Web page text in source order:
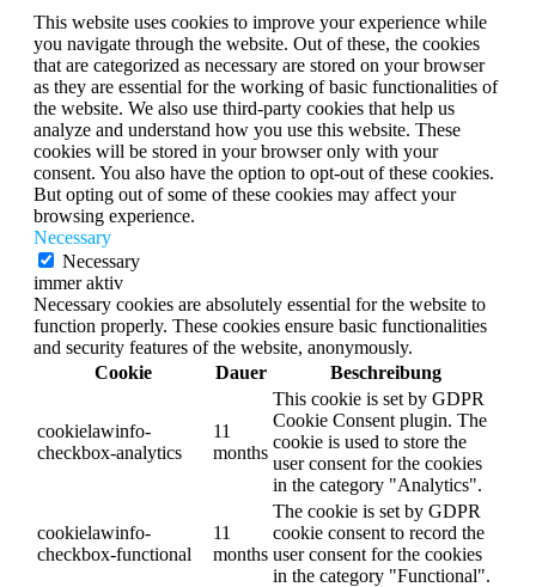
This website uses cookies to improve your experience while
you navigate through the website. Out of these, the cookies
that are categorized as necessary are stored on your browser
as they are essential for the working of basic functionalities of
the website. We also use third-party cookies that help us
analyze and understand how you use this website. These
cookies will be stored in your browser only with your
consent. You also have the option to opt-out of these cookies.
But opting out of some of these cookies may affect your
browsing experience.
Necessary
Necessary
immer aktiv
Necessary cookies are absolutely essential for the website to
function properly. These cookies ensure basic functionalities
and security features of the website, anonymously.
Cookie
Dauer Beschreibung
cookielawinfo-
checkbox-analytics
11
months
This cookie is set by GDPR
Cookie Consent plugin. The
cookie is used to store the
user consent for the cookies
in the category "Analytics".
cookielawinfo-
checkbox-functional
11
months
The cookie is set by GDPR
cookie consent to record the
user consent for the cookies
in the category "Functional".